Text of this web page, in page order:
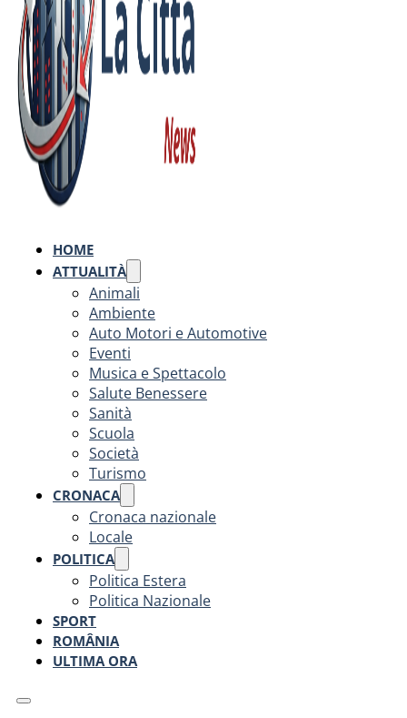
HOME
ATTUALITÀ
Animali
Ambiente
Auto Motori e Automotive
Eventi
Musica e Spettacolo
Salute Benessere
Sanità
Scuola
Società
Turismo
CRONACA
Cronaca nazionale
Locale
POLITICA
Politica Estera
Politica Nazionale
SPORT
ROMÂNIA
ULTIMA ORA